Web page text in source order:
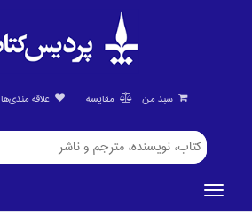
علاقه مندی‌ها مقايسه سبد من